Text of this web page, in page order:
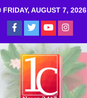
FRIDAY, AUGUST 7, 2026